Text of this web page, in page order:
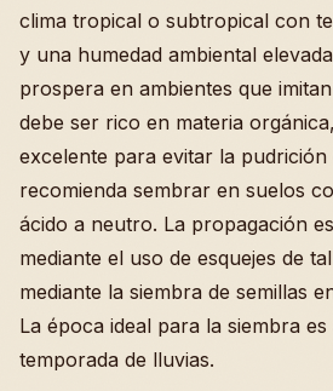
clima tropical o subtropical con
y una humedad ambiental
prospera en ambientes que
debe ser rico en materia
excelente para evitar la pudrición
recomienda sembrar en suelos
ácido a neutro. La propagación
mediante el uso de esquejes de
mediante la siembra de semillas
La época ideal para la siembra
temporada de lluvias.